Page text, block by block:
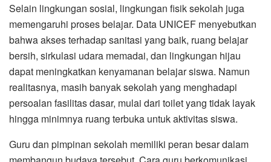
Selain lingkungan sosial, lingkungan fisik sekolah juga
memengaruhi proses belajar. Data UNICEF menyebutkan
bahwa akses terhadap sanitasi yang baik, ruang belajar
bersih, sirkulasi udara memadai, dan lingkungan hijau
dapat meningkatkan kenyamanan belajar siswa. Namun
realitasnya, masih banyak sekolah yang menghadapi
persoalan fasilitas dasar, mulai dari toilet yang tidak layak
hingga minimnya ruang terbuka untuk aktivitas siswa.
Guru dan pimpinan sekolah memiliki peran besar dalam